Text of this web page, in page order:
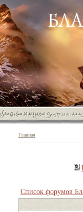
Главная
Список форумов